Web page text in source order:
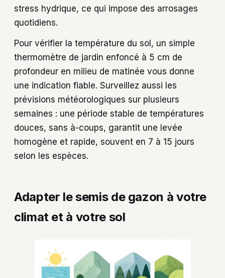
stress hydrique, ce qui impose des arrosages
quotidiens.
Pour vérifier la température du sol, un simple
thermomètre de jardin enfoncé à 5 cm de
profondeur en milieu de matinée vous donne
une indication fiable. Surveillez aussi les
prévisions météorologiques sur plusieurs
semaines : une période stable de températures
douces, sans à-coups, garantit une levée
homogène et rapide, souvent en 7 à 15 jours
selon les espèces.
Adapter le semis de gazon à votre
climat et à votre sol